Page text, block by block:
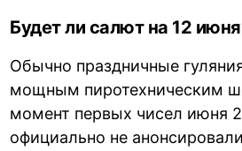
Будет ли салют на 12
Обычно праздничные
мощным пиротехническим
момент первых чисел июня
официально не